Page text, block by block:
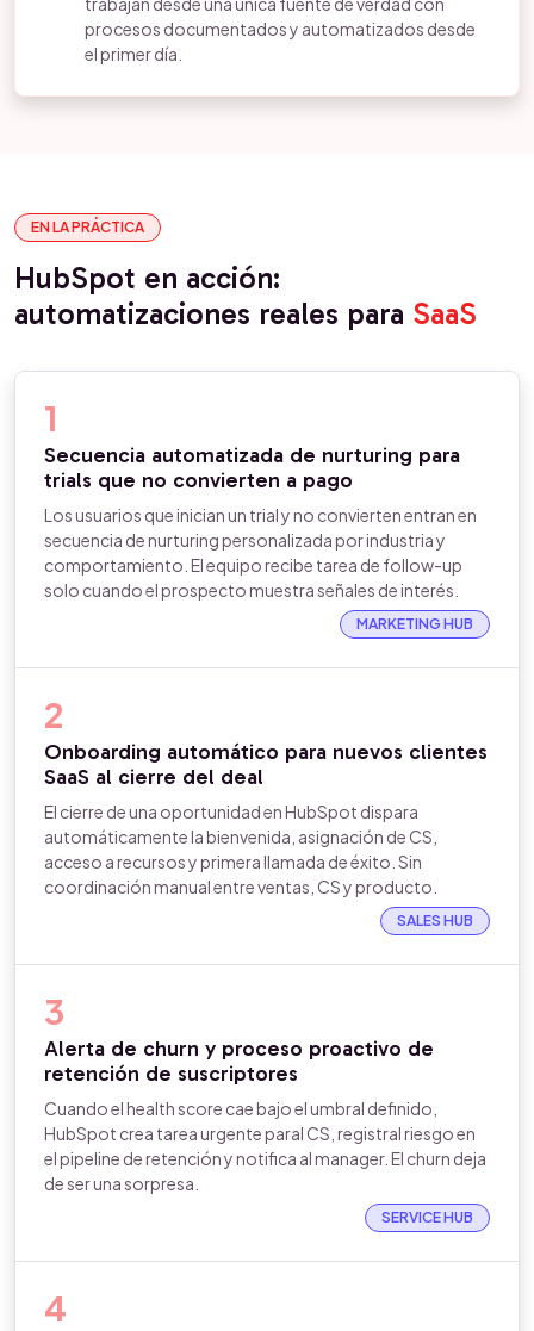
procesos documentados y automatizados desde
el primer día.
EN LA PRÁCTICA
HubSpot en acción:
automatizaciones reales para SaaS
1
Secuencia automatizada de nurturing para
trials que no convierten a pago
Los usuarios que inician un trial y no convierten entran en
secuencia de nurturing personalizada por industria y
comportamiento. El equipo recibe tarea de follow-up
solo cuando el prospecto muestra señales de interés.
MARKETING HUB
2
Onboarding automático para nuevos clientes
SaaS al cierre del deal
El cierre de una oportunidad en HubSpot dispara
automáticamente la bienvenida, asignación de CS,
acceso a recursos y primera llamada de éxito. Sin
coordinación manual entre ventas, CS y producto.
SALES HUB
3
Alerta de churn y proceso proactivo de
retención de suscriptores
Cuando el health score cae bajo el umbral definido,
HubSpot crea tarea urgente paral CS, registral riesgo en
el pipeline de retención y notifica al manager. El churn deja
de ser una sorpresa.
SERVICE HUB
4